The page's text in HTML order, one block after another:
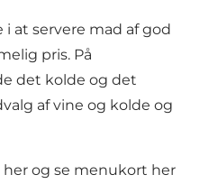
at servere mad af god
pris. På
det kolde og det
af vine og kolde og
her og se menukort her